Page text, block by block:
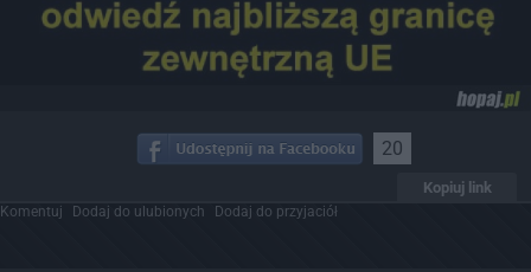
20
Kopiuj link
Komentuj Dodaj do ulubionych Dodaj do przyjaciół